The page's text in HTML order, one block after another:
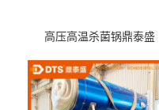
高压高温杀菌锅鼎泰盛